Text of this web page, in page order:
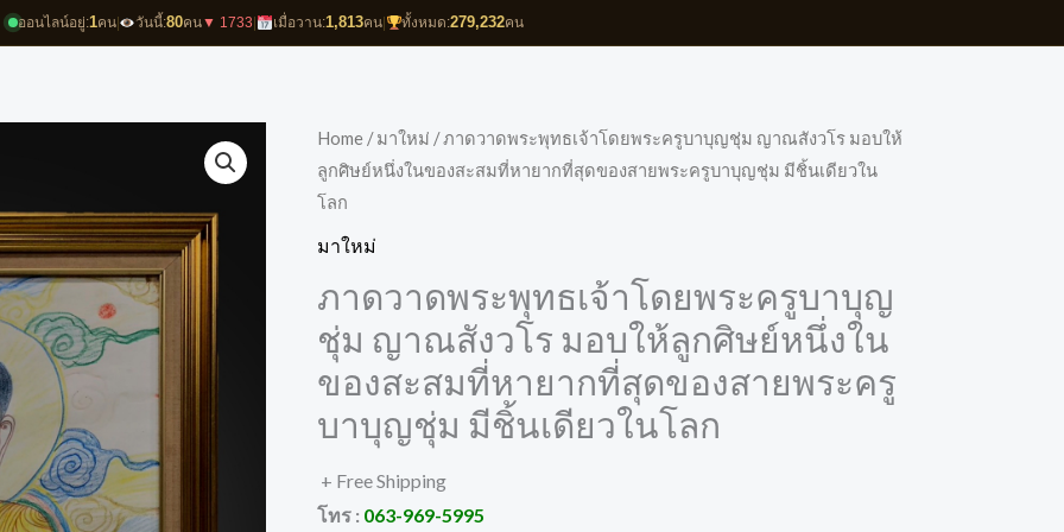
ออนไลน์อยู่:1คน| วันนี้:80คน▼ 1733 เมื่อวาน:1,813คน| ทั้งหมด:279,232คน
Home /มาใหม่ / ภาดวาดพระพุทธเจ้าโดยพระครูบาบุญชุ่ม ญาณสังวโร มอบให้
ลูกศิษย์หนึ่งในของสะสมที่หายากที่สุดของสายพระครูบาบุญชุ่ม มีชิ้นเดียวใน
โลก
มาใหม่
ภาดวาดพระพุทธเจ้าโดยพระครูบาบุญ
ชุ่ม ญาณสังวโร มอบให้ลูกศิษย์หนึ่งใน
ของสะสมที่หายากที่สุดของสายพระครู
บาบุญชุ่ม มีชิ้นเดียวในโลก
+ Free Shipping
โทร : 063-969-5995